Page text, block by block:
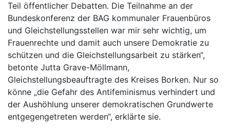
Teil öffentlicher Debatten. Die Teilnahme an der
Bundeskonferenz der BAG kommunaler Frauenbüros
und Gleichstellungsstellen war mir sehr wichtig, um
Frauenrechte und damit auch unsere Demokratie zu
schützen und die Gleichstellungsarbeit zu stärken“,
betonte Jutta Grave-Möllmann,
Gleichstellungsbeauftragte des Kreises Borken. Nur so
könne „die Gefahr des Antifeminismus verhindert und
der Aushöhlung unserer demokratischen Grundwerte
entgegengetreten werden“, erklärte sie.